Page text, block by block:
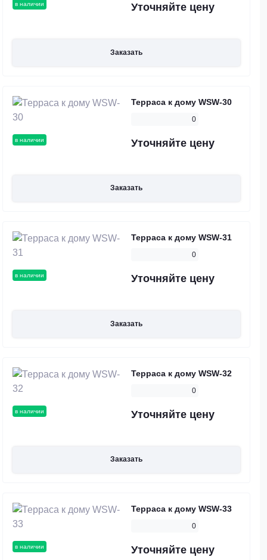
в наличии Уточняйте цену
Заказать
в наличии
Терраса к дому WSW-30
0
Уточняйте цену
Заказать
в наличии
Терраса к дому WSW-31
0
Уточняйте цену
Заказать
в наличии
Терраса к дому WSW-32
0
Уточняйте цену
Заказать
в наличии
Терраса к дому WSW-33
0
Уточняйте цену